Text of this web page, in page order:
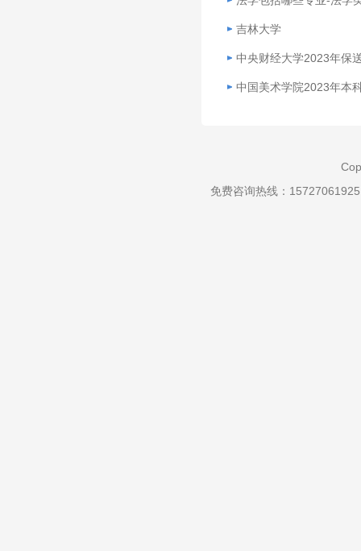
吉林大学
中央财经大学2023年保
中国美术学院2023年本
免费咨询热线：